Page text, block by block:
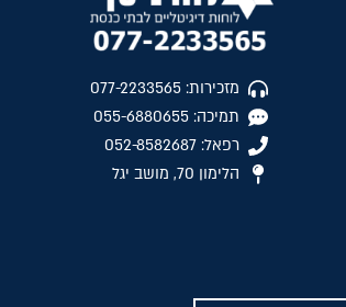
מזכירות: 077-2233565
תמיכה: 055-6880655
רפאל: 052-8582687
הלימון 70, מושב יגל